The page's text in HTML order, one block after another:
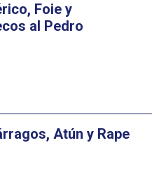
Foie y
al Pedro
Atún y Rape